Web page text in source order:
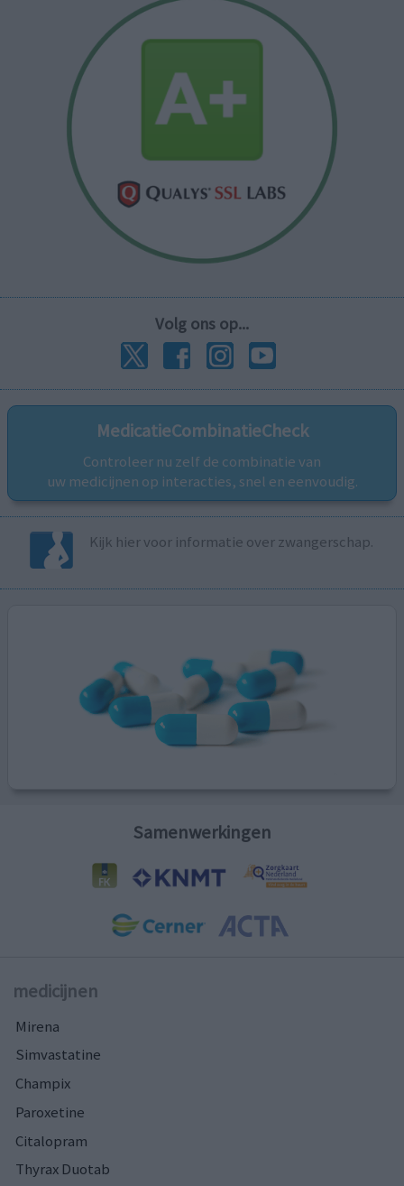
Volg ons op...
MedicatieCombinatieCheck
Controleer nu zelf de combinatie van
uw medicijnen op interacties, snel en eenvoudig.
Kijk hier voor informatie over zwangerschap.
Samenwerkingen
medicijnen
Mirena
Simvastatine
Champix
Paroxetine
Citalopram
Thyrax Duotab